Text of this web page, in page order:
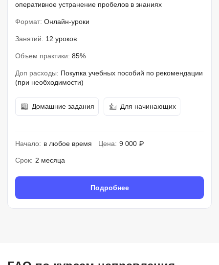
оперативное устранение пробелов в знаниях
Формат: Онлайн-уроки
Занятий: 12 уроков
Объем практики: 85%
Доп расходы: Покупка учебных пособий по рекомендации
(при необходимости)
Домашние задания Для начинающих
Начало: в любое время Цена: 9 000 ₽
Срок: 2 месяца
Подробнее